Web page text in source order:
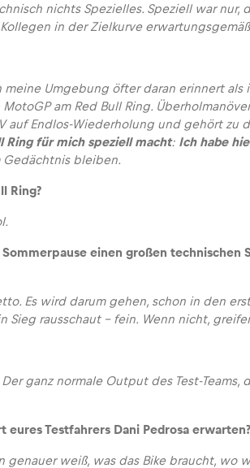
nichts Spezielles. Speziell war
in der Zielkurve
meine Umgebung öfter daran erinnert
am Red Bull Ring.
auf Endlos-Wiederholung und gehört zu
Ring für mich speziell macht: Ich habe
Gedächtnis bleiben.
Ring?
einen großen technischen
Es wird darum gehen, schon in den
Sieg rausschaut – fein. Wenn nicht,
ganz normale Output des Test-Teams,
eures Testfahrers Dani Pedrosa erwarten?
genauer weiß, was das Bike braucht, wo